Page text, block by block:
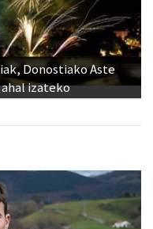
Donostiako Aste
izateko